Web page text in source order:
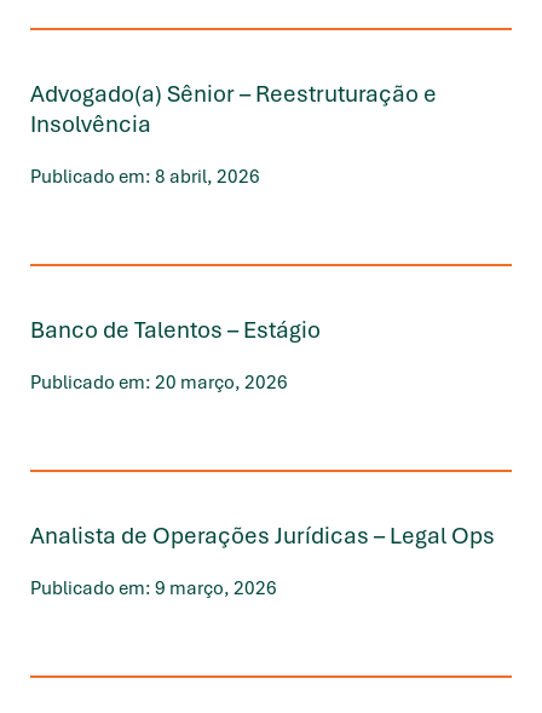
Advogado(a) Sênior – Reestruturação e
Insolvência
Publicado em: 8 abril, 2026
Banco de Talentos – Estágio
Publicado em: 20 março, 2026
Analista de Operações Jurídicas – Legal Ops
Publicado em: 9 março, 2026